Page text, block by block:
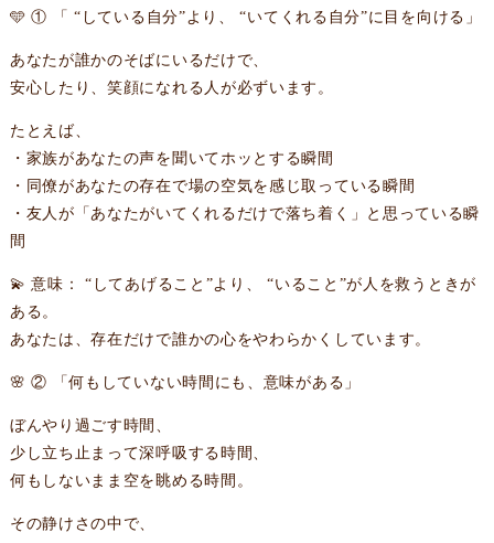
🩵 ① 「 “している自分”より、 “いてくれる自分”に目を向ける」
あなたが誰かのそばにいるだけで、
安心したり、笑顔になれる人が必ずいます。
たとえば、
・家族があなたの声を聞いてホッとする瞬間
・同僚があなたの存在で場の空気を感じ取っている瞬間
・友人が「あなたがいてくれるだけで落ち着く」と思っている瞬
間
💫 意味： “してあげること”より、 “いること”が人を救うときが
ある。
あなたは、存在だけで誰かの心をやわらかくしています。
🌸 ② 「何もしていない時間にも、意味がある」
ぼんやり過ごす時間、
少し立ち止まって深呼吸する時間、
何もしないまま空を眺める時間。
その静けさの中で、